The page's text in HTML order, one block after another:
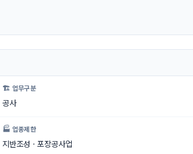
🏗 업무구분
공사
🏭 업종제한
지반조성ㆍ포장공사업